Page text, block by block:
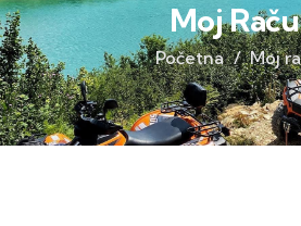
Moj
Početna Moj